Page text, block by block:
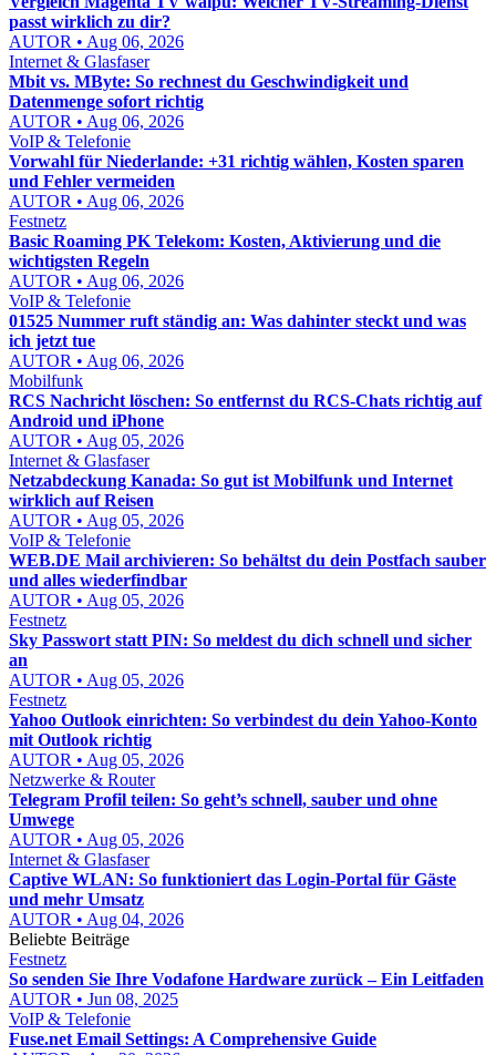
passt wirklich zu dir?
AUTOR • Aug 06, 2026
Internet & Glasfaser
Mbit vs. MByte: So rechnest du Geschwindigkeit und
Datenmenge sofort richtig
AUTOR • Aug 06, 2026
VoIP & Telefonie
Vorwahl für Niederlande: +31 richtig wählen, Kosten sparen
und Fehler vermeiden
AUTOR • Aug 06, 2026
Festnetz
Basic Roaming PK Telekom: Kosten, Aktivierung und die
wichtigsten Regeln
AUTOR • Aug 06, 2026
VoIP & Telefonie
01525 Nummer ruft ständig an: Was dahinter steckt und was
ich jetzt tue
AUTOR • Aug 06, 2026
Mobilfunk
RCS Nachricht löschen: So entfernst du RCS-Chats richtig auf
Android und iPhone
AUTOR • Aug 05, 2026
Internet & Glasfaser
Netzabdeckung Kanada: So gut ist Mobilfunk und Internet
wirklich auf Reisen
AUTOR • Aug 05, 2026
VoIP & Telefonie
WEB.DE Mail archivieren: So behältst du dein Postfach sauber
und alles wiederfindbar
AUTOR • Aug 05, 2026
Festnetz
Sky Passwort statt PIN: So meldest du dich schnell und sicher
an
AUTOR • Aug 05, 2026
Festnetz
Yahoo Outlook einrichten: So verbindest du dein Yahoo-Konto
mit Outlook richtig
AUTOR • Aug 05, 2026
Netzwerke & Router
Telegram Profil teilen: So geht’s schnell, sauber und ohne
Umwege
AUTOR • Aug 05, 2026
Internet & Glasfaser
Captive WLAN: So funktioniert das Login-Portal für Gäste
und mehr Umsatz
AUTOR • Aug 04, 2026
Beliebte Beiträge
Festnetz
So senden Sie Ihre Vodafone Hardware zurück – Ein Leitfaden
AUTOR • Jun 08, 2025
VoIP & Telefonie
Fuse.net Email Settings: A Comprehensive Guide